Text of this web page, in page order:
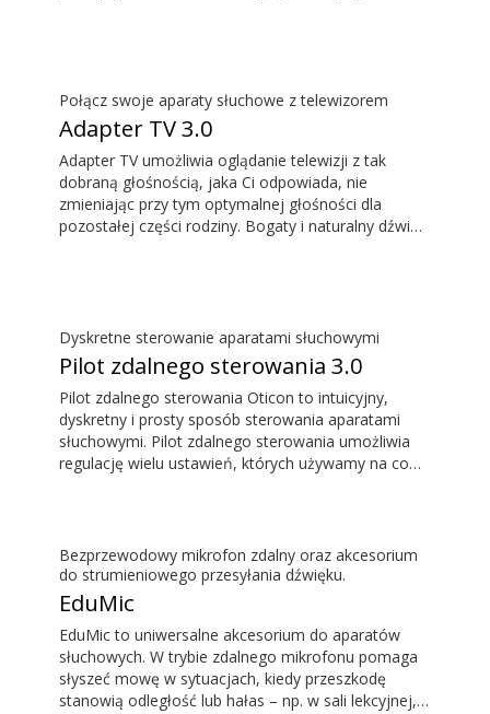
zatem dyskretnie regulować swoje aparaty
słuchowe.
Połącz swoje aparaty słuchowe z telewizorem
Adapter TV 3.0
Adapter TV umożliwia oglądanie telewizji z tak
dobraną głośnością, jaka Ci odpowiada, nie
zmieniając przy tym optymalnej głośności dla
pozostałej części rodziny. Bogaty i naturalny dźwięk
Dyskretne sterowanie aparatami słuchowymi
Pilot zdalnego sterowania 3.0
Pilot zdalnego sterowania Oticon to intuicyjny,
dyskretny i prosty sposób sterowania aparatami
słuchowymi. Pilot zdalnego sterowania umożliwia
regulację wielu ustawień, których używamy na co
Bezprzewodowy mikrofon zdalny oraz akcesorium
do strumieniowego przesyłania dźwięku.
EduMic
EduMic to uniwersalne akcesorium do aparatów
słuchowych. W trybie zdalnego mikrofonu pomaga
słyszeć mowę w sytuacjach, kiedy przeszkodę
stanowią odległość lub hałas – np. w sali lekcyjnej,